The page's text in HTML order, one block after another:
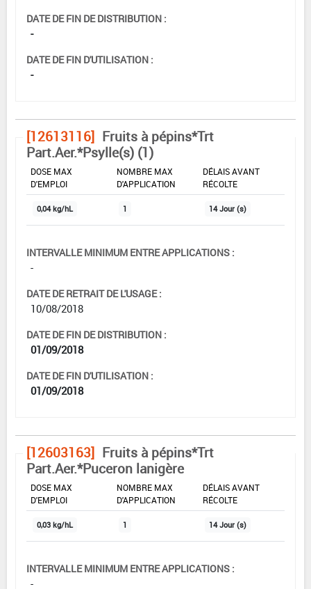
DATE DE FIN DE DISTRIBUTION :
-
DATE DE FIN D'UTILISATION :
-
[12613116] Fruits à pépins*Trt
Part.Aer.*Psylle(s) (1)
DOSE MAX
D'EMPLOI
NOMBRE MAX
D'APPLICATION
DÉLAIS AVANT
RÉCOLTE
0,04 kg/hL 1 14 Jour (s)
INTERVALLE MINIMUM ENTRE APPLICATIONS :
-
DATE DE RETRAIT DE L'USAGE :
10/08/2018
DATE DE FIN DE DISTRIBUTION :
01/09/2018
DATE DE FIN D'UTILISATION :
01/09/2018
[12603163] Fruits à pépins*Trt
Part.Aer.*Puceron lanigère
DOSE MAX
D'EMPLOI
NOMBRE MAX
D'APPLICATION
DÉLAIS AVANT
RÉCOLTE
0,03 kg/hL 1 14 Jour (s)
INTERVALLE MINIMUM ENTRE APPLICATIONS :
-